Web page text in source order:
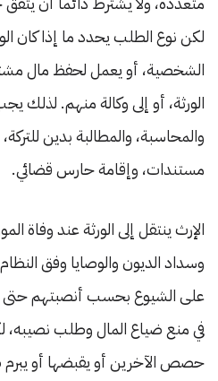
لكن نوع الطلب يحدد ما إذا كان
الشخصية، أو يعمل لحفظ مال
الورثة، أو إلى وكالة منهم. لذلك
والمحاسبة، والمطالبة بدين
مستندات، وإقامة حارس قضائي.
الإرث ينتقل إلى الورثة عند وفاة
وسداد الديون والوصايا وفق
على الشيوع بحسب أنصبتهم
في منع ضياع المال وطلب نصيبه،
حصص الآخرين أو يقبضها أو